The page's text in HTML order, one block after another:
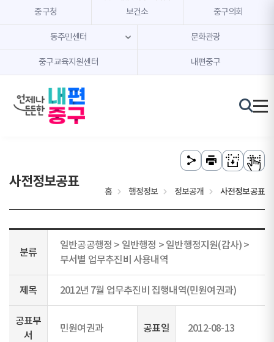
본문 내용 바로가기
주메뉴 바로가기
중구청 보건소 중구의회
동주민센터 문화관광
중구교육지원센터 내편중구
사전정보공표
홈 행정정보 정보공개 사전정보공표
분류
일반공공행정 > 일반행정 > 일반행정지원(감사) >
부서별 업무추진비 사용내역
제목 2012년 7월 업무추진비 집행내역(민원여권과)
공표부
서
민원여권과 공표일 2012-08-13